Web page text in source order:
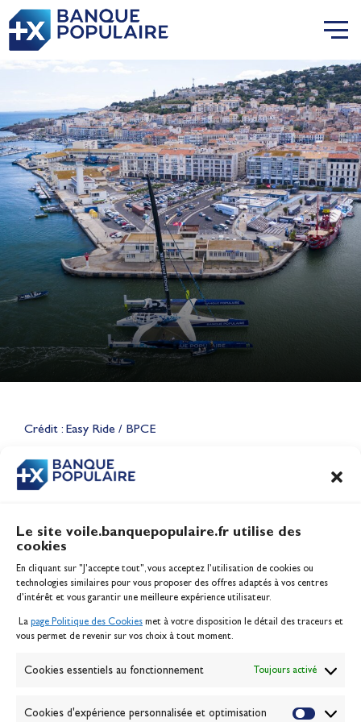
Le site voile.banquepopulaire.fr utilise des
cookies
En cliquant sur "J'accepte tout", vous acceptez l’utilisation de cookies ou
technologies similaires pour vous proposer des offres adaptés à vos centres
d’intérêt et vous garantir une meilleure expérience utilisateur.
La page Politique des Cookies met à votre disposition le détail des traceurs et
vous permet de revenir sur vos choix à tout moment.
Cookies essentiels au fonctionnement Toujours activé
Cookies d'expérience personnalisée et optimisation
Crédit : Easy Ride / BPCE
CONTENU
Lauriane Nolot en or à Long
Jeux Olympiques 2028
Inscription serveur média
Contact
Politique des cookies
Banque de la voile
Passion Voile TV